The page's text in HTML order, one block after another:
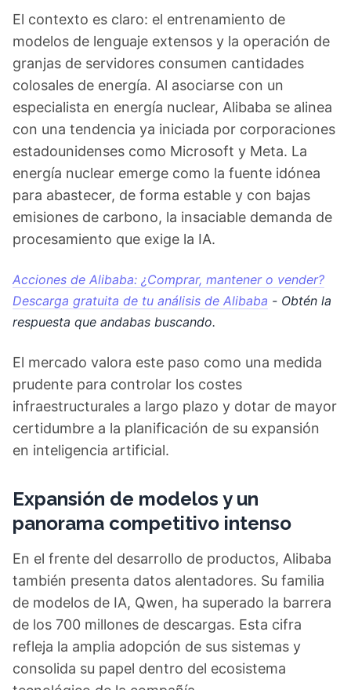
El contexto es claro: el entrenamiento de
modelos de lenguaje extensos y la operación de
granjas de servidores consumen cantidades
colosales de energía. Al asociarse con un
especialista en energía nuclear, Alibaba se alinea
con una tendencia ya iniciada por corporaciones
estadounidenses como Microsoft y Meta. La
energía nuclear emerge como la fuente idónea
para abastecer, de forma estable y con bajas
emisiones de carbono, la insaciable demanda de
procesamiento que exige la IA.
Acciones de Alibaba: ¿Comprar, mantener o vender?
Descarga gratuita de tu análisis de Alibaba - Obtén la
respuesta que andabas buscando.
El mercado valora este paso como una medida
prudente para controlar los costes
infraestructurales a largo plazo y dotar de mayor
certidumbre a la planificación de su expansión
en inteligencia artificial.
Expansión de modelos y un
panorama competitivo intenso
En el frente del desarrollo de productos, Alibaba
también presenta datos alentadores. Su familia
de modelos de IA, Qwen, ha superado la barrera
de los 700 millones de descargas. Esta cifra
refleja la amplia adopción de sus sistemas y
consolida su papel dentro del ecosistema